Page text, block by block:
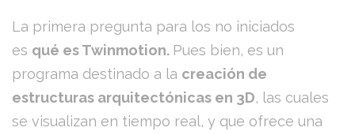
La primera pregunta para los no iniciados
es qué es Twinmotion. Pues bien, es un
programa destinado a la creación de
estructuras arquitectónicas en 3D, las cuales
se visualizan en tiempo real, y que ofrece una